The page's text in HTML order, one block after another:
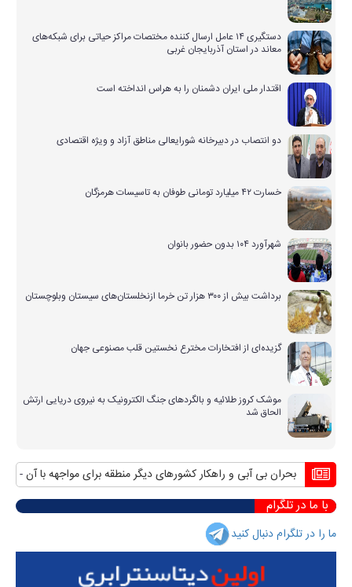
دستگیری ۱۴ عامل ارسال کننده مختصات مراکز حیاتی برای شبکه‌های
معاند در استان آذربایجان غربی
اقتدار ملی ایران دشمنان را به هراس انداخته است
دو انتصاب در دبیرخانه شورایعالی مناطق آزاد و ویژه اقتصادی
خسارت ۴۲ میلیارد تومانی طوفان به تاسیسات هرمزگان
شهرآورد ۱۰۴ بدون حضور بانوان
برداشت بیش از ۳۰۰ هزار تن خرما ازنخلستان‌های سیستان وبلوچستان
گزیده‌ای از افتخارات مخترع نخستین قلب مصنوعی جهان
موشک کروز طلائیه و بالگردهای جنگ الکترونیک به نیروی دریایی ارتش
الحاق شد
بحران بی آبی و راهکار کشورهای دیگر منطقه برای مواجهه با آن منافع
با ما در تلگرام
ما را در تلگرام دنبال کنید